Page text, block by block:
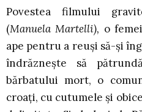
Povestea filmului
(Manuela Martelli), o
ape pentru a reuși să-și
îndrăznește să
bărbatului mort, o
croați, cu cutumele și